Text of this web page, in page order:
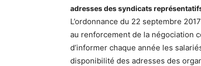
adresses des syndicats
L’ordonnance du 22 septembre
au renforcement de la négociation
d’informer chaque année les
disponibilité des adresses des